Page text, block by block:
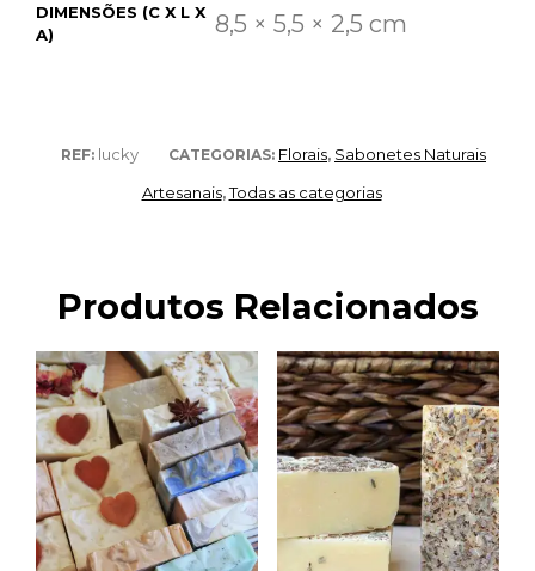
DIMENSÕES (C X L X
A)
8,5 × 5,5 × 2,5 cm
REF: lucky CATEGORIAS: Florais, Sabonetes Naturais
Artesanais,Todas as categorias
Produtos Relacionados